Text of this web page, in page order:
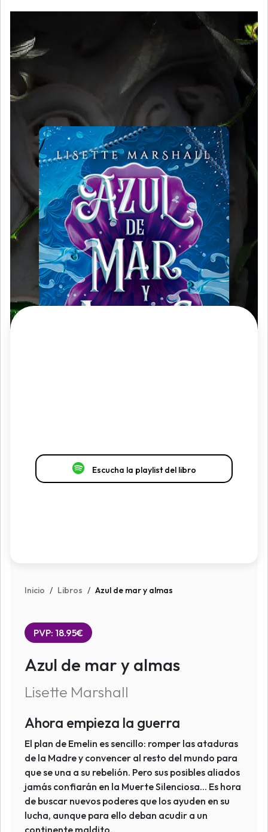
Escucha la playlist del libro
Inicio / Libros / Azul de mar y almas
PVP: 18.95€
Azul de mar y almas
Lisette Marshall
Ahora empieza la guerra
El plan de Emelin es sencillo: romper las ataduras
de la Madre y convencer al resto del mundo para
que se una a su rebelión. Pero sus posibles aliados
jamás confiarán en la Muerte Silenciosa... Es hora
de buscar nuevos poderes que los ayuden en su
lucha, aunque para ello deban acudir a un
continente maldito.